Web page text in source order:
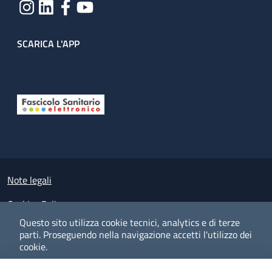
Questo sito utilizza cookie tecnici, analytics e di terze
parti. Proseguendo nella navigazione accetti l'utilizzo dei
cookie.
SCARICA L'APP
Small prints
Note legali
Cookies Policy
Policy privacy e protezione del dato personale
Albo pretorio on-line